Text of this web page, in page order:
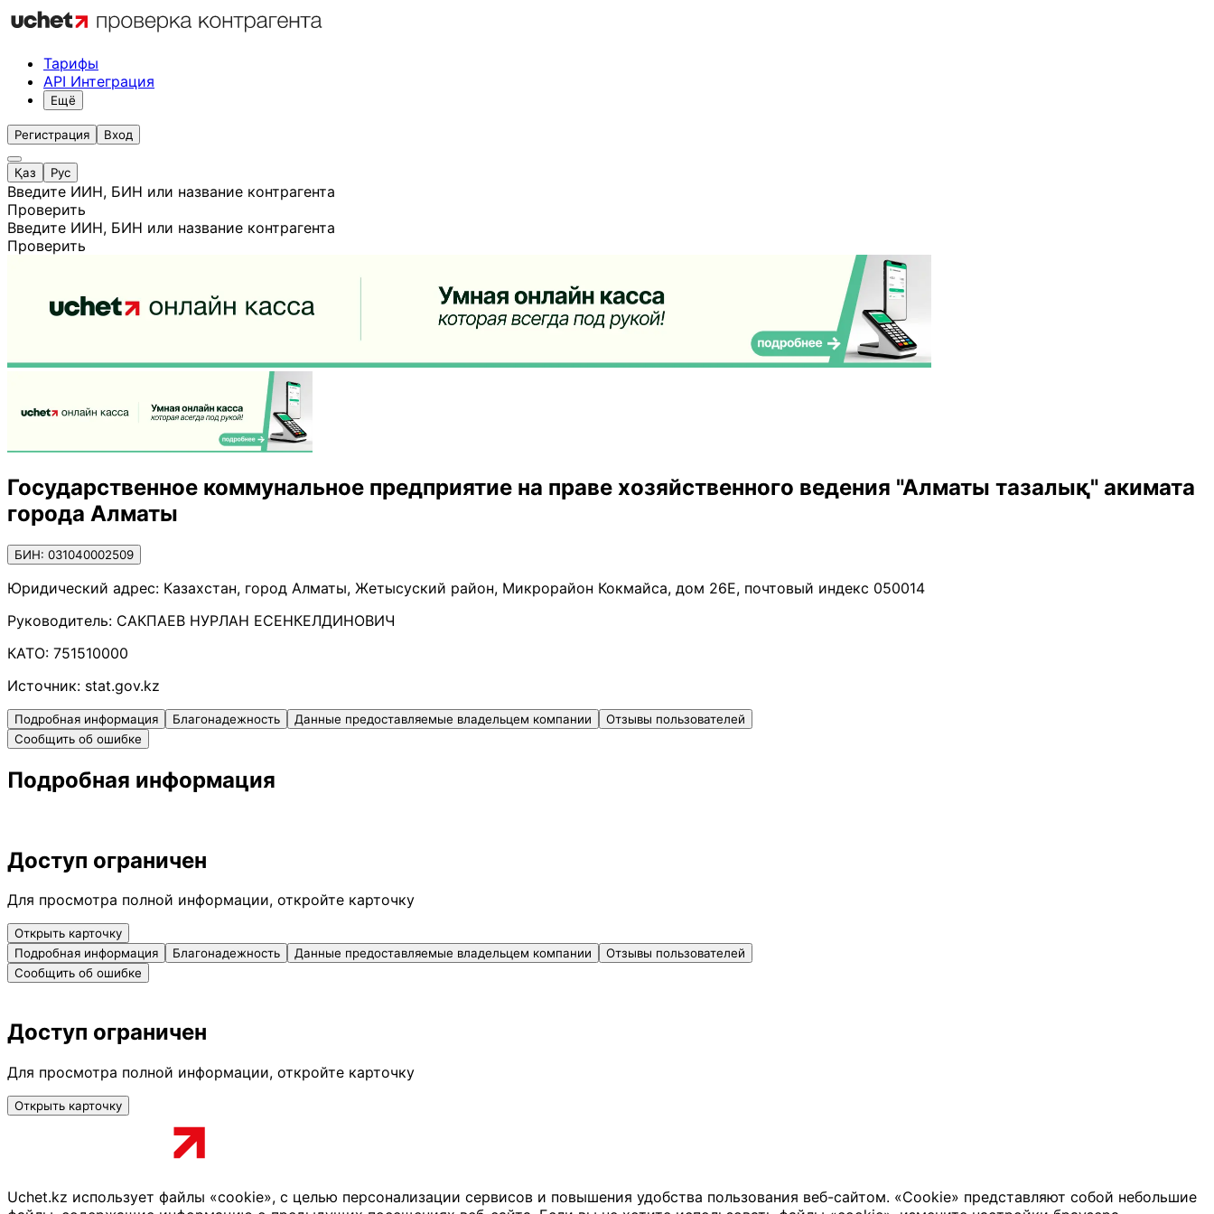
Тарифы
API Интеграция
Ещё
Регистрация Вход
Қаз Рус
Введите ИИН, БИН или название контрагента
Проверить
Введите ИИН, БИН или название контрагента
Проверить
Государственное коммунальное предприятие на праве хозяйственного ведения "Алматы тазалық" акимата
города Алматы
БИН: 031040002509
Юридический адрес: Казахстан, город Алматы, Жетысуский район, Микрорайон Кокмайса, дом 26Е, почтовый индекс 050014
Руководитель: САКПАЕВ НУРЛАН ЕСЕНКЕЛДИНОВИЧ
КАТО: 751510000
Источник: stat.gov.kz
Подробная информация Благонадежность Данные предоставляемые владельцем компании
Отзывы пользователей
Сообщить об ошибке
Подробная информация
Доступ ограничен
Для просмотра полной информации, откройте карточку
Открыть карточку
Подробная информация
Благонадежность Данные предоставляемые владельцем компании
Отзывы пользователей
Сообщить об ошибке
Доступ ограничен
Для просмотра полной информации, откройте карточку
Открыть карточку
Uchet.kz использует файлы «cookie», с целью персонализации сервисов и повышения удобства пользования веб-сайтом. «Cookie» представляют собой небольшие